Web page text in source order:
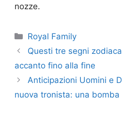
nozze.
Categorie
Royal Family
Questi tre segni
accanto fino alla fine
Anticipazioni Uomini e
nuova tronista: una